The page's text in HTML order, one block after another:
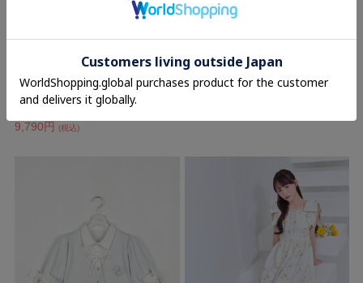
ラメフリルギャザー花柄ワンピース
9,790円 (税込)
11,000円(税込) 11%OFF
evelyn
ヨークフリルセットアップ